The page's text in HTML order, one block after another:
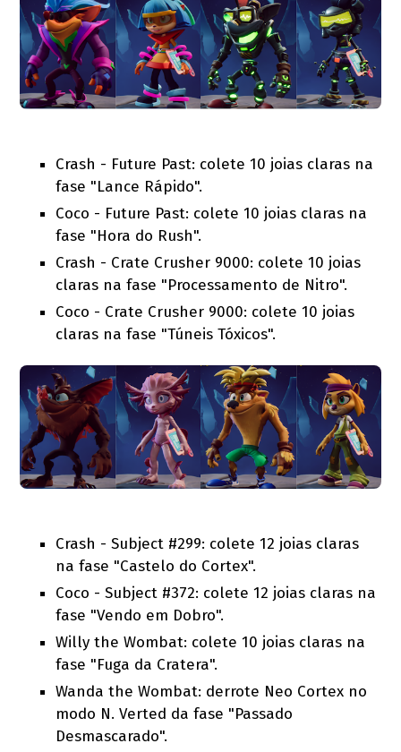
Crash - Future Past: colete 10 joias claras na
fase "Lance Rápido".
Coco - Future Past: colete 10 joias claras na
fase "Hora do Rush".
Crash - Crate Crusher 9000: colete 10 joias
claras na fase "Processamento de Nitro".
Coco - Crate Crusher 9000: colete 10 joias
claras na fase "Túneis Tóxicos".
Crash - Subject #299: colete 12 joias claras
na fase "Castelo do Cortex".
Coco - Subject #372: colete 12 joias claras na
fase "Vendo em Dobro".
Willy the Wombat: colete 10 joias claras na
fase "Fuga da Cratera".
Wanda the Wombat: derrote Neo Cortex no
modo N. Verted da fase "Passado
Desmascarado".